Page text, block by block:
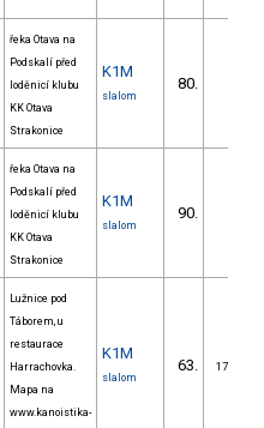
řeka Otava na
Podskalí před
loděnicí klubu
KK Otava
Strakonice
K1M
slalom
80.
řeka Otava na
Podskalí před
loděnicí klubu
KK Otava
Strakonice
K1M
slalom
90.
Lužnice pod
Táborem, u
restaurace
Harrachovka.
Mapa na
www.kanoistika-
K1M
slalom
63. 17/ZM